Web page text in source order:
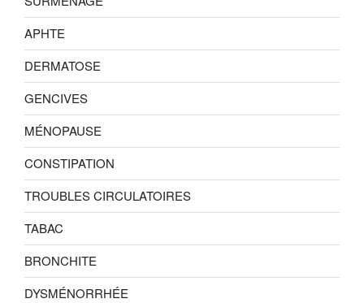
APHTE
DERMATOSE
GENCIVES
MÉNOPAUSE
CONSTIPATION
TROUBLES CIRCULATOIRES
TABAC
BRONCHITE
DYSMÉNORRHÉE